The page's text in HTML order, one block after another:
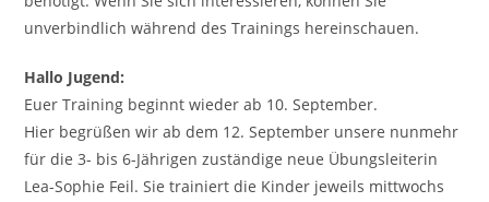
unverbindlich während des Trainings hereinschauen.
Hallo Jugend:
Euer Training beginnt wieder ab 10. September.
Hier begrüßen wir ab dem 12. September unsere nunmehr
für die 3- bis 6-Jährigen zuständige neue Übungsleiterin
Lea-Sophie Feil. Sie trainiert die Kinder jeweils mittwochs